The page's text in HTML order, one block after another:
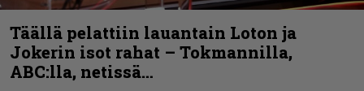
Täällä pelattiin lauantain Loton ja
Jokerin isot rahat – Tokmannilla,
ABC:lla, netissä…